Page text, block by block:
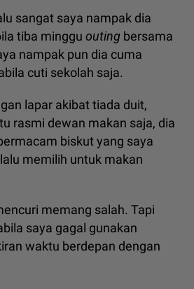
sangat saya nampak dia
tiba minggu outing bersama
nampak pun dia cuma
cuti sekolah saja.
lapar akibat tiada duit,
rasmi dewan makan saja, dia
biskut yang saya
memilih untuk makan
memang salah. Tapi
saya gagal gunakan
waktu berdepan dengan